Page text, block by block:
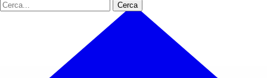
Cerca